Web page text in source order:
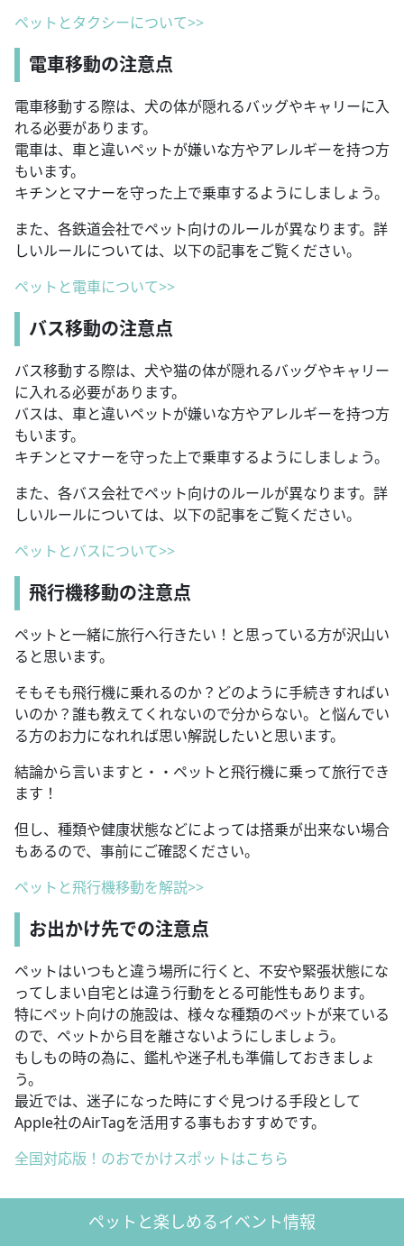
ペットとタクシーについて>>
電車移動の注意点
電車移動する際は、犬の体が隠れるバッグやキャリーに入
れる必要があります。
電車は、車と違いペットが嫌いな方やアレルギーを持つ方
もいます。
キチンとマナーを守った上で乗車するようにしましょう。
また、各鉄道会社でペット向けのルールが異なります。詳
しいルールについては、以下の記事をご覧ください。
ペットと電車について>>
バス移動の注意点
バス移動する際は、犬や猫の体が隠れるバッグやキャリー
に入れる必要があります。
バスは、車と違いペットが嫌いな方やアレルギーを持つ方
もいます。
キチンとマナーを守った上で乗車するようにしましょう。
また、各バス会社でペット向けのルールが異なります。詳
しいルールについては、以下の記事をご覧ください。
ペットとバスについて>>
飛行機移動の注意点
ペットと一緒に旅行へ行きたい！と思っている方が沢山い
ると思います。
そもそも飛行機に乗れるのか？どのように手続きすればい
いのか？誰も教えてくれないので分からない。と悩んでい
る方のお力になれれば思い解説したいと思います。
結論から言いますと・・ペットと飛行機に乗って旅行でき
ます！
但し、種類や健康状態などによっては搭乗が出来ない場合
もあるので、事前にご確認ください。
ペットと飛行機移動を解説>>
お出かけ先での注意点
ペットはいつもと違う場所に行くと、不安や緊張状態にな
ってしまい自宅とは違う行動をとる可能性もあります。
特にペット向けの施設は、様々な種類のペットが来ている
ので、ペットから目を離さないようにしましょう。
もしもの時の為に、鑑札や迷子札も準備しておきましょ
う。
最近では、迷子になった時にすぐ見つける手段として
Apple社のAirTagを活用する事もおすすめです。
全国対応版！のおでかけスポットはこちら
ペットと楽しめるイベント情報